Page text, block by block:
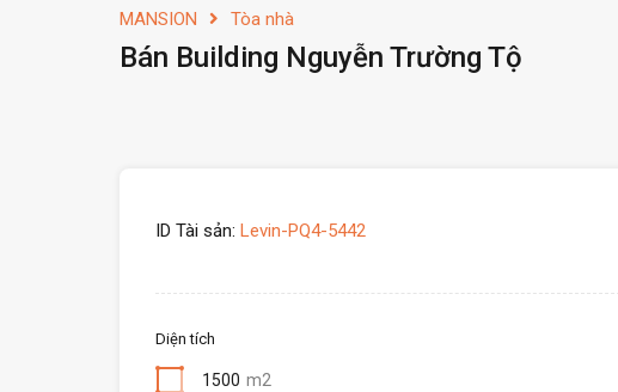
MANSION Tòa nhà
Bán Building Nguyễn Trường Tộ
ID Tài sản: Levin-PQ4-5442
Diện tích
1500 m2